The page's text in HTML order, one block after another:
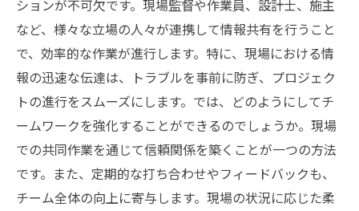
ションが不可欠です。現場監督や作業員、設計士、施主
など、様々な立場の人々が連携して情報共有を行うこと
で、効率的な作業が進行します。特に、現場における情
報の迅速な伝達は、トラブルを事前に防ぎ、プロジェク
トの進行をスムーズにします。では、どのようにしてチ
ームワークを強化することができるのでしょうか。現場
での共同作業を通じて信頼関係を築くことが一つの方法
です。また、定期的な打ち合わせやフィードバックも、
チーム全体の向上に寄与します。現場の状況に応じた柔